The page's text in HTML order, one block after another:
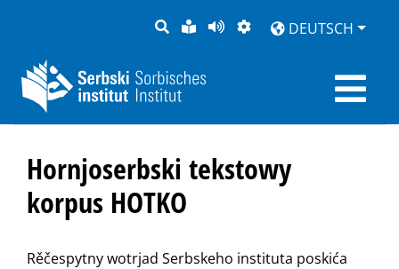
SUCHELEICHTE
SPRACHE
SEITEDARSTELLUNG
DEUTSCH
Hornjoserbski tekstowy
korpus HOTKO
Rěčespytny wotrjad Serbskeho instituta poskića